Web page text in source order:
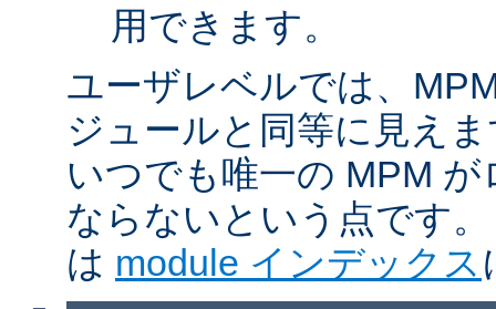
用できます。
ユーザレベルでは、
ジュールと同等に見え
いつでも唯一の MPM
ならないという点です
は module インデックス